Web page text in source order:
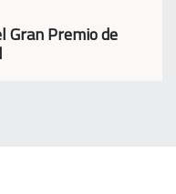
Gran Premio de